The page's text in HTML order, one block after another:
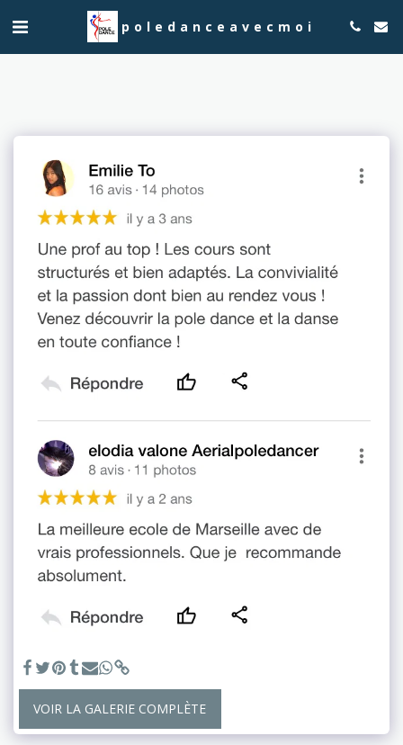
poledanceavecmoi
VOIR LA GALERIE COMPLÈTE